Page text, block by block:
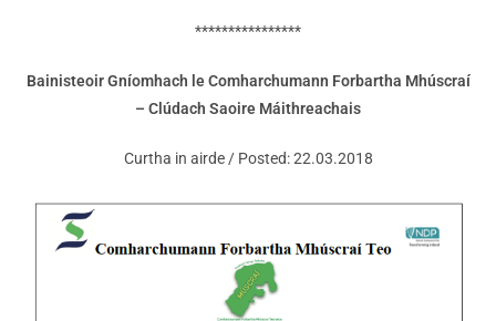
****************
Bainisteoir Gníomhach le Comharchumann Forbartha Mhúscraí
– Clúdach Saoire Máithreachais
Curtha in airde / Posted: 22.03.2018